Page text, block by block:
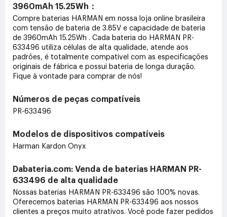
3960mAh 15.25Wh：
Compre baterias HARMAN em nossa loja online brasileira
com tensão de bateria de 3.85V e capacidade de bateria
de 3960mAh 15.25Wh . Cada bateria do HARMAN PR-
633496 utiliza células de alta qualidade, atende aos
padrões, é totalmente compatível com as especificações
originais de fábrica e possui bateria de longa duração.
Fique à vontade para comprar de nós!
Números de peças compatíveis
PR-633496
Modelos de dispositivos compatíveis
Harman Kardon Onyx
Dabateria.com: Venda de baterias HARMAN PR-
633496 de alta qualidade
Nossas baterias HARMAN PR-633496 são 100% novas.
Oferecemos baterias HARMAN PR-633496 aos nossos
clientes a preços muito atrativos. Você pode fazer pedidos